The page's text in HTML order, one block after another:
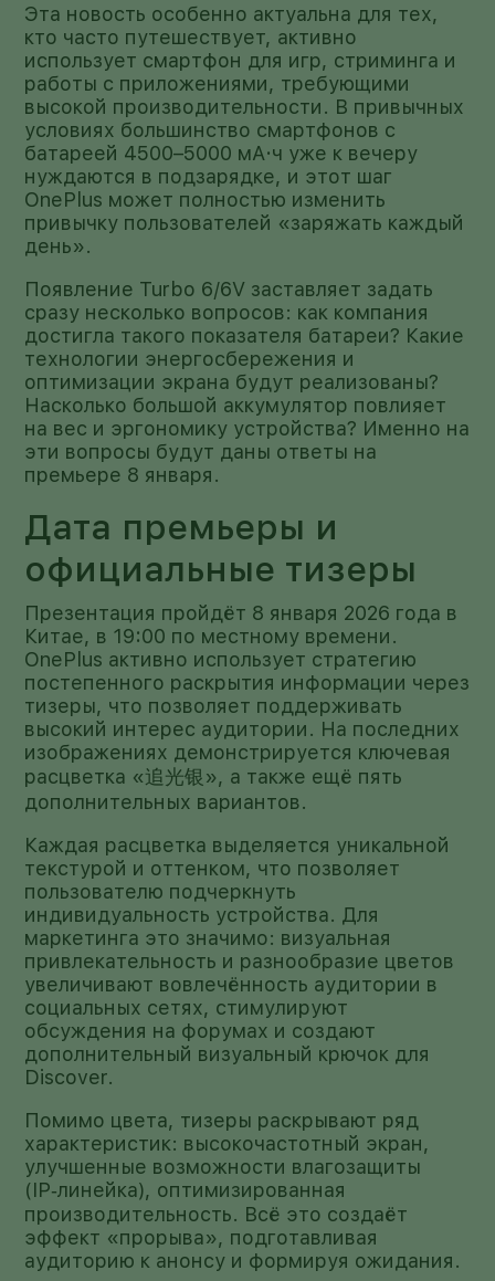
Эта новость особенно актуальна для тех,
кто часто путешествует, активно
использует смартфон для игр, стриминга и
работы с приложениями, требующими
высокой производительности. В привычных
условиях большинство смартфонов с
батареей 4500–5000 мА·ч уже к вечеру
нуждаются в подзарядке, и этот шаг
OnePlus может полностью изменить
привычку пользователей «заряжать каждый
день».
Появление Turbo 6/6V заставляет задать
сразу несколько вопросов: как компания
достигла такого показателя батареи? Какие
технологии энергосбережения и
оптимизации экрана будут реализованы?
Насколько большой аккумулятор повлияет
на вес и эргономику устройства? Именно на
эти вопросы будут даны ответы на
премьере 8 января.
Дата премьеры и
официальные тизеры
Презентация пройдёт 8 января 2026 года в
Китае, в 19:00 по местному времени.
OnePlus активно использует стратегию
постепенного раскрытия информации через
тизеры, что позволяет поддерживать
высокий интерес аудитории. На последних
изображениях демонстрируется ключевая
расцветка «追光银», а также ещё пять
дополнительных вариантов.
Каждая расцветка выделяется уникальной
текстурой и оттенком, что позволяет
пользователю подчеркнуть
индивидуальность устройства. Для
маркетинга это значимо: визуальная
привлекательность и разнообразие цветов
увеличивают вовлечённость аудитории в
социальных сетях, стимулируют
обсуждения на форумах и создают
дополнительный визуальный крючок для
Discover.
Помимо цвета, тизеры раскрывают ряд
характеристик: высокочастотный экран,
улучшенные возможности влагозащиты
(IP‑линейка), оптимизированная
производительность. Всё это создаёт
эффект «прорыва», подготавливая
аудиторию к анонсу и формируя ожидания.